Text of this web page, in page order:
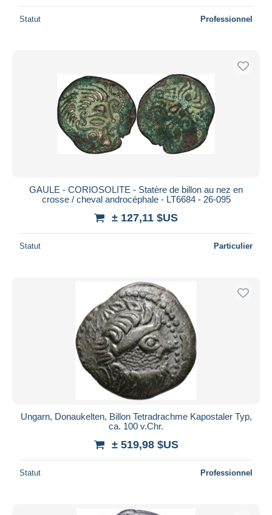
Statut Professionnel
GAULE - CORIOSOLITE - Statère de billon au nez en
crosse / cheval androcéphale - LT6684 - 26-095
± 127,11 $US
Statut Particulier
Ungarn, Donaukelten, Billon Tetradrachme Kapostaler Typ,
ca. 100 v.Chr.
± 519,98 $US
Statut Professionnel